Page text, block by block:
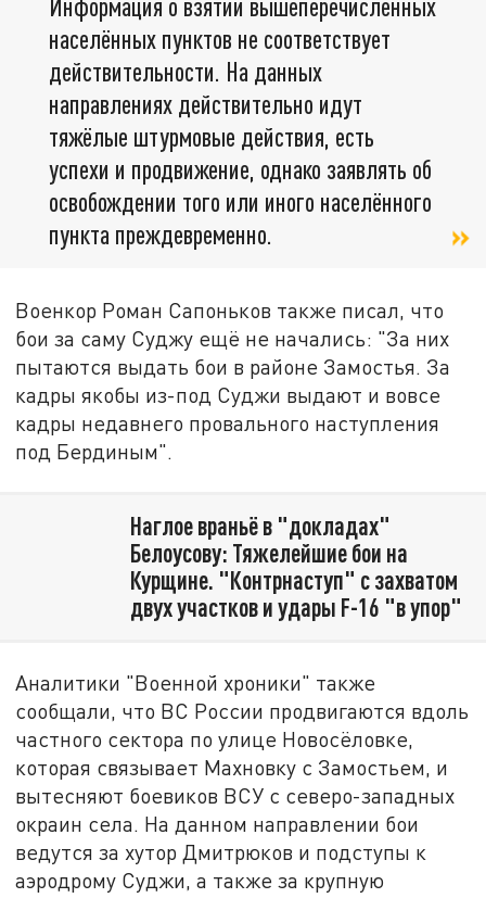
населённых пунктов не соответствует
действительности. На данных
направлениях действительно идут
тяжёлые штурмовые действия, есть
успехи и продвижение, однако заявлять об
освобождении того или иного населённого
пункта преждевременно.
Военкор Роман Сапоньков также писал, что
бои за саму Суджу ещё не начались: "За них
пытаются выдать бои в районе Замостья. За
кадры якобы из-под Суджи выдают и вовсе
кадры недавнего провального наступления
под Бердиным".
Наглое враньё в "докладах"
Белоусову: Тяжелейшие бои на
Курщине. "Контрнаступ" с захватом
двух участков и удары F-16 "в упор"
Аналитики "Военной хроники" также
сообщали, что ВС России продвигаются вдоль
частного сектора по улице Новосёловке,
которая связывает Махновку с Замостьем, и
вытесняют боевиков ВСУ с северо-западных
окраин села. На данном направлении бои
ведутся за хутор Дмитрюков и подступы к
аэродрому Суджи, а также за крупную